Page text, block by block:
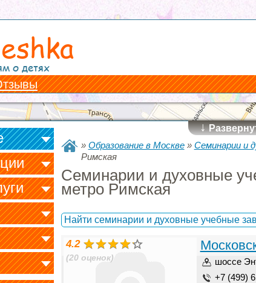
о детях
↓
» Образование в Москве» Семинарии и
Римская
Семинарии и духовные
метро Римская
Найти семинарии и духовные учебные
4.2
(20 оценок)
шоссе
+7 (499)